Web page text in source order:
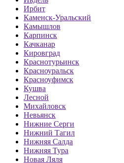
Ирбит
Каменск-Уральский
Камышлов
Карпинск
Качканар
Кировград
Краснотурьинск
Красноуральск
Красноуфимск
Кушва
Лесной
Михайловск
Невьянск
Нижние Серги
Нижний Тагил
Нижняя Салда
Нижняя Тура
Новая Ляля